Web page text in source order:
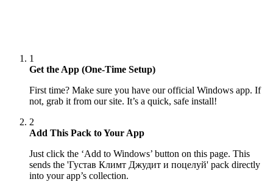
1
Get the App (One-Time Setup)
First time? Make sure you have our official Windows app. If
not, grab it from our site. It’s a quick, safe install!
2
Add This Pack to Your App
Just click the ‘Add to Windows’ button on this page. This
sends the 'Густав Климт Джудит и поцелуй' pack directly
into your app’s collection.